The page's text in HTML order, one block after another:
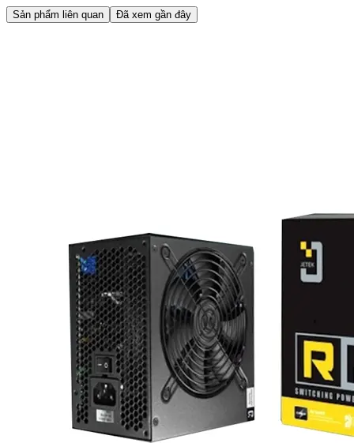
Sản phẩm liên quan Đã xem gần đây